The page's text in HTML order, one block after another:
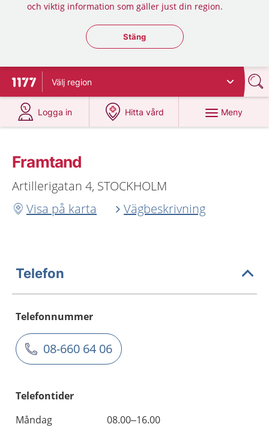
och viktig information som gäller just din region.
Stäng regionsväljaren
Stäng
Till startsidan för 1177
Välj region
Logga in
på 1177.se
Hitta vård
på 1177.se
Meny
Framtand
Artillerigatan 4, STOCKHOLM
Visa på karta
Vägbeskrivning
Telefon
Telefonnummer
08-660 64 06
Telefontider
Måndag
08.00–16.00